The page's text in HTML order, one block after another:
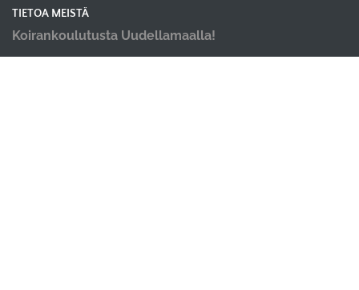
TIETOA MEISTÄ
Koirankoulutusta Uudellamaalla!